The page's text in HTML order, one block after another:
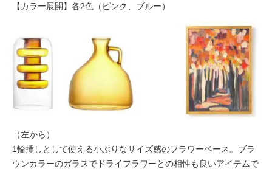
【カラー展開】各2色（ピンク、ブルー）
（左から）
1輪挿しとして使える小ぶりなサイズ感のフラワーベース。ブラ
ウンカラーのガラスでドライフラワーとの相性も良いアイテムで